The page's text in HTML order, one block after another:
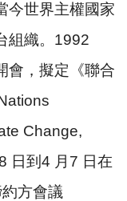
今世界主權國家
織。 1992
會，擬定《聯合
Change,
日到 4 月 7 日在
方會議